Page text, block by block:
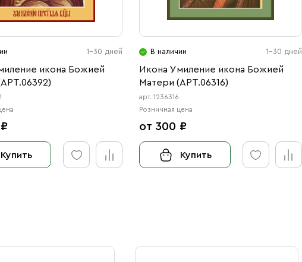
1-30 дней
икона Божией
Купить
В наличии 1-30 дней
Икона Умиление икона Божией
Матери (АРТ.06316)
арт. 1236316
Розничная цена
от 300 ₽
Купить